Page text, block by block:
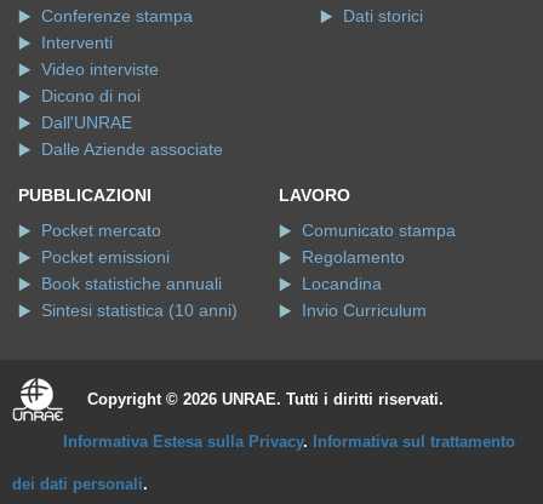
Conferenze stampa
Interventi
Video interviste
Dicono di noi
Dall'UNRAE
Dalle Aziende associate
Dati storici
PUBBLICAZIONI
Pocket mercato
Pocket emissioni
Book statistiche annuali
Sintesi statistica (10 anni)
LAVORO
Comunicato stampa
Regolamento
Locandina
Invio Curriculum
Copyright © 2026 UNRAE. Tutti i diritti riservati.
Informativa Estesa sulla Privacy. Informativa sul trattamento
dei dati personali.